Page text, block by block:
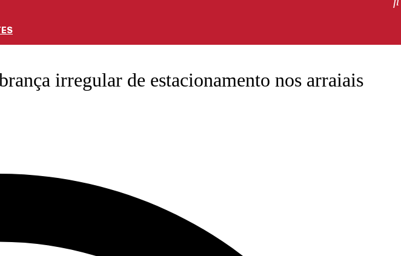
irregular de estacionamento nos arraiais